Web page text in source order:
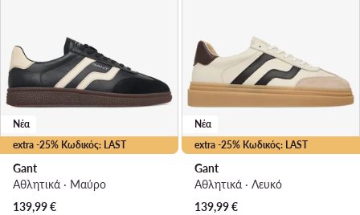
extra -25% Κωδικός: LAST
Νέα
Gant
Αθλητικά · Μαύρο
139,99€
extra -25% Κωδικός: LAST
Νέα
Gant
Αθλητικά · Λευκό
139,99€